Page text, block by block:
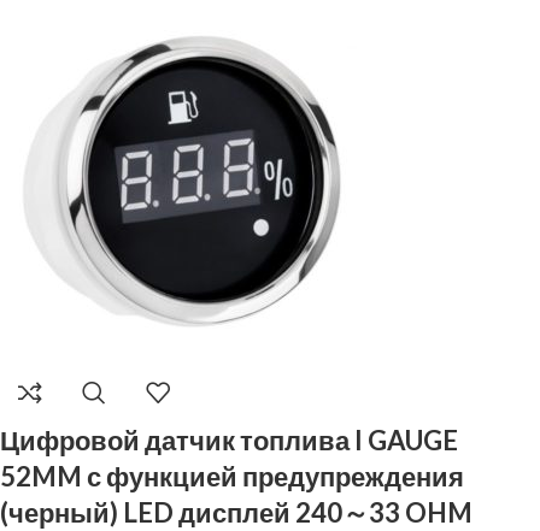
Цифровой датчик топлива I GAUGE
52MM с функцией предупреждения
(черный) LED дисплей 240～33 OHM